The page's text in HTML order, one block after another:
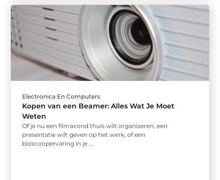
Electronica En Computers
Kopen van een Beamer: Alles Wat Je Moet
Weten
Of je nu een filmavond thuis wilt organiseren, een
presentatie wilt geven op het werk, of een
bioscoopervaring in je ...